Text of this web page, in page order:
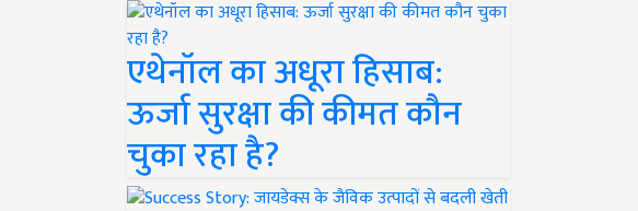
एथेनॉल का अधूरा हिसाब:
ऊर्जा सुरक्षा की कीमत कौन
चुका रहा है?